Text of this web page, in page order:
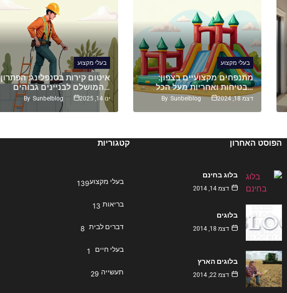
בעלי מקצוע
איטום קירות בסנפלינג: הפתרון
המושלם לבניינים גבוהים…
By Sunbelblog ינו 14, 2025
בעלי מקצוע
מתנפחים מקצועיים בצפון:
בטיחות ואחריות מעל הכל…
By Sunbelblog דצמ 18, 2024
הפוסט האחרון
בלוג בחינם
דצמ 14, 2014
בלוגים
דצמ 18, 2014
בלוגים הארץ
דצמ 22, 2014
קטגוריות
בעלי מקצוע139
בריאות 13
דברים לבית 8
בעלי חיים 1
תעשייה 29